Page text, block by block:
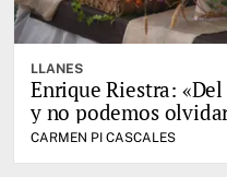
LLANES
Enrique Riestra:
y no podemos
CARMEN PI CASCALES